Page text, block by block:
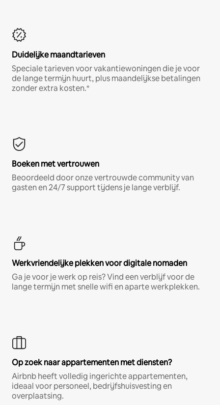
Duidelijke maandtarieven
Speciale tarieven voor vakantiewoningen die je voor
de lange termijn huurt, plus maandelijkse betalingen
zonder extra kosten.*
Boeken met vertrouwen
Beoordeeld door onze vertrouwde community van
gasten en 24/7 support tijdens je lange verblijf.
Werkvriendelijke plekken voor digitale nomaden
Ga je voor je werk op reis? Vind een verblijf voor de
lange termijn met snelle wifi en aparte werkplekken.
Op zoek naar appartementen met diensten?
Airbnb heeft volledig ingerichte appartementen,
ideaal voor personeel, bedrijfshuisvesting en
overplaatsing.